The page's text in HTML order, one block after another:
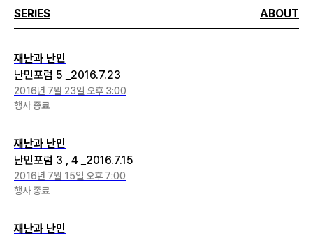
SERIES ABOUT
재난과 난민
난민포럼 5 _2016.7.23
2016년 7월 23일 오후 3:00
행사 종료
재난과 난민
난민포럼 3 , 4 _2016.7.15
2016년 7월 15일 오후 7:00
행사 종료
재난과 난민